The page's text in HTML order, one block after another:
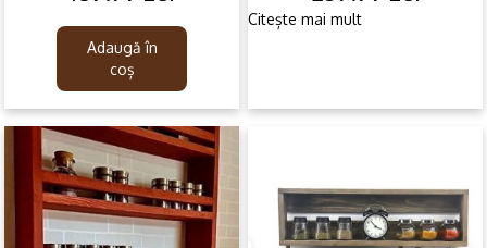
was:
279.99lei.
is:
189.99lei.
Adaugă în
coș
Citește mai mult